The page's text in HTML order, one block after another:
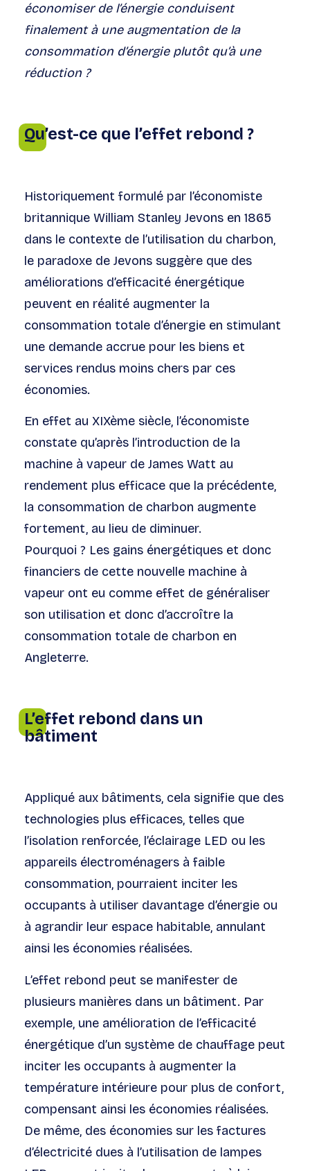
économiser de l’énergie conduisent
finalement à une augmentation de la
consommation d’énergie plutôt qu’à une
réduction ?
Qu’est-ce que l’effet rebond ?
Historiquement formulé par l’économiste
britannique William Stanley Jevons en 1865
dans le contexte de l’utilisation du charbon,
le paradoxe de Jevons suggère que des
améliorations d’efficacité énergétique
peuvent en réalité augmenter la
consommation totale d’énergie en stimulant
une demande accrue pour les biens et
services rendus moins chers par ces
économies.
En effet au XIXème siècle, l’économiste
constate qu’après l’introduction de la
machine à vapeur de James Watt au
rendement plus efficace que la précédente,
la consommation de charbon augmente
fortement, au lieu de diminuer.
Pourquoi ? Les gains énergétiques et donc
financiers de cette nouvelle machine à
vapeur ont eu comme effet de généraliser
son utilisation et donc d’accroître la
consommation totale de charbon en
Angleterre.
L’effet rebond dans un
bâtiment
Appliqué aux bâtiments, cela signifie que des
technologies plus efficaces, telles que
l’isolation renforcée, l’éclairage LED ou les
appareils électroménagers à faible
consommation, pourraient inciter les
occupants à utiliser davantage d’énergie ou
à agrandir leur espace habitable, annulant
ainsi les économies réalisées.
L’effet rebond peut se manifester de
plusieurs manières dans un bâtiment. Par
exemple, une amélioration de l’efficacité
énergétique d’un système de chauffage peut
inciter les occupants à augmenter la
température intérieure pour plus de confort,
compensant ainsi les économies réalisées.
De même, des économies sur les factures
d’électricité dues à l’utilisation de lampes